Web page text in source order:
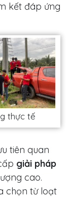
kết đáp ứng
thực tế
tiên quan
giải pháp
cao.
chọn từ loạt